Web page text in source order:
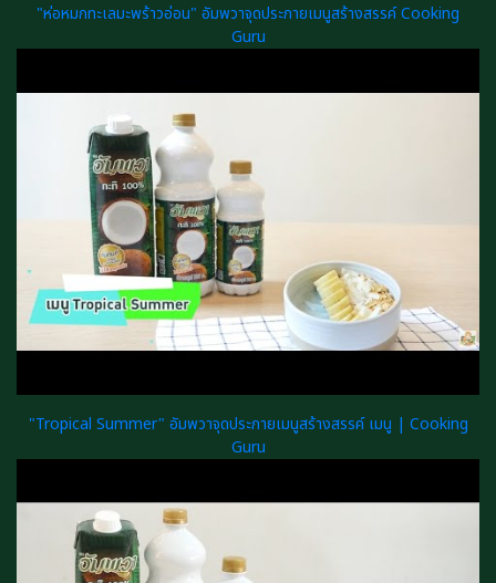
"ห่อหมกทะเลมะพร้าวอ่อน" อัมพวาจุดประกายเมนูสร้างสรรค์ Cooking
Guru
"Tropical Summer" อัมพวาจุดประกายเมนูสร้างสรรค์ เมนู | Cooking
Guru